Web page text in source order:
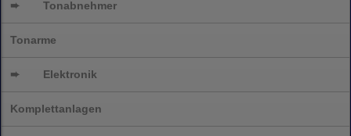
➨ Tonabnehmer
Tonarme
➨ Elektronik
Komplettanlagen